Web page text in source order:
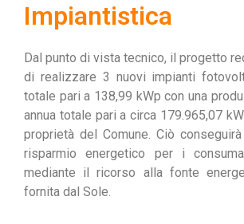
Impiantistica
Dal punto di vista tecnico, il progetto
di realizzare 3 nuovi impianti
totale pari a 138,99 kWp con una
annua totale pari a circa 179.965,07
proprietà del Comune. Ciò
risparmio energetico per i
mediante il ricorso alla fonte
fornita dal Sole.